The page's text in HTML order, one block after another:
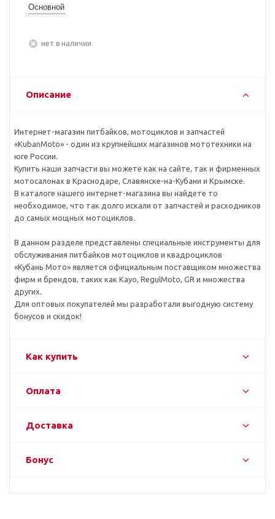
Основной
Нет в наличии
Описание
Интернет-магазин питбайков, мотоциклов и запчастей
«KubanMoto» - один из крупнейших магазинов мототехники на
юге России.
Купить наши запчасти вы можете как на сайте, так и фирменных
мотосалонах в Краснодаре, Славянске-на-Кубани и Крымске.
В каталоге нашего интернет-магазина вы найдете то
необходимое, что так долго искали от запчастей и расходников
до самых мощных мотоциклов.
В данном разделе представлены специальные инструменты для
обслуживания питбайков мотоциклов и квадроциклов
«Кубань Мото» является официальным поставщиком множества
фирм и брендов, таких как Kayo, RegulMoto, GR и множества
других.
Для оптовых покупателей мы разработали выгодную систему
бонусов и скидок!
Как купить
Оплата
Доставка
Бонус